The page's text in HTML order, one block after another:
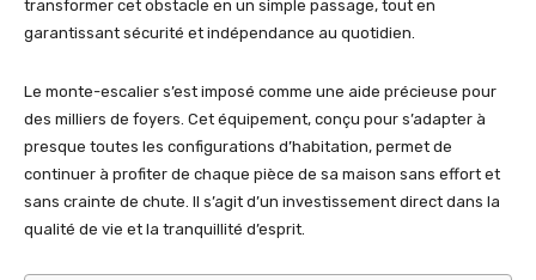
transformer cet obstacle en un simple passage, tout en
garantissant sécurité et indépendance au quotidien.
Le monte-escalier s’est imposé comme une aide précieuse pour
des milliers de foyers. Cet équipement, conçu pour s’adapter à
presque toutes les configurations d’habitation, permet de
continuer à profiter de chaque pièce de sa maison sans effort et
sans crainte de chute. Il s’agit d’un investissement direct dans la
qualité de vie et la tranquillité d’esprit.